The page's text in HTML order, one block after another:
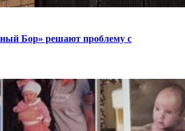
Бор» решают проблему с